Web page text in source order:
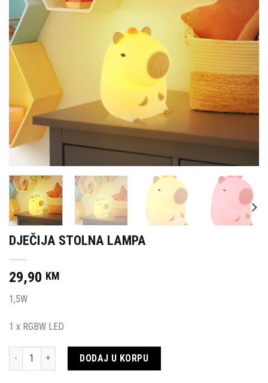
DJEČIJA STOLNA LAMPA
29,90 KM
1,5W
1 x RGBW LED
Količina DODAJ U KORPU